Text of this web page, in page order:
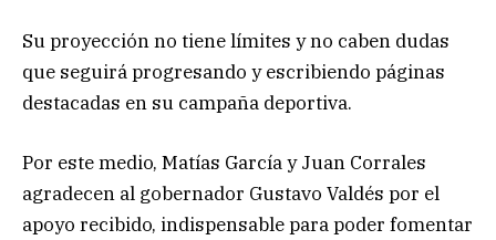
Su proyección no tiene límites y no caben dudas
que seguirá progresando y escribiendo páginas
destacadas en su campaña deportiva.
Por este medio, Matías García y Juan Corrales
agradecen al gobernador Gustavo Valdés por el
apoyo recibido, indispensable para poder fomentar